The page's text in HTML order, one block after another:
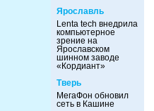
Ярославль
Lenta tech внедрила
компьютерное
зрение на
Ярославском
шинном заводе
«Кордиант»
Тверь
МегаФон обновил
сеть в Кашине